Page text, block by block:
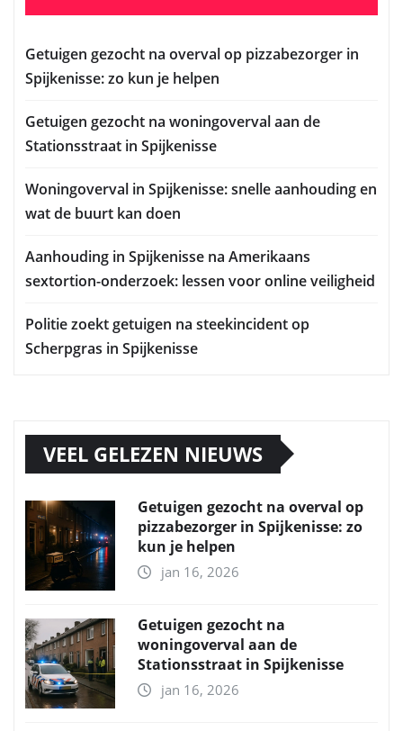
Getuigen gezocht na overval op pizzabezorger in
Spijkenisse: zo kun je helpen
Getuigen gezocht na woningoverval aan de
Stationsstraat in Spijkenisse
Woningoverval in Spijkenisse: snelle aanhouding en
wat de buurt kan doen
Aanhouding in Spijkenisse na Amerikaans
sextortion-onderzoek: lessen voor online veiligheid
Politie zoekt getuigen na steekincident op
Scherpgras in Spijkenisse
VEEL GELEZEN NIEUWS
Getuigen gezocht na overval op
pizzabezorger in Spijkenisse: zo
kun je helpen
jan 16, 2026
Getuigen gezocht na
woningoverval aan de
Stationsstraat in Spijkenisse
jan 16, 2026